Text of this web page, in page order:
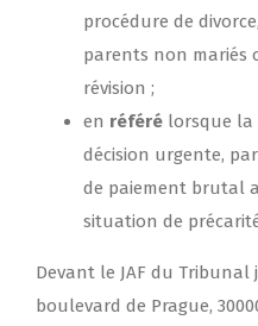
procédure de
parents non mariés
révision ;
en référé lorsque la
décision urgente,
de paiement brutal
situation de
Devant le JAF du Tribunal
boulevard de Prague,